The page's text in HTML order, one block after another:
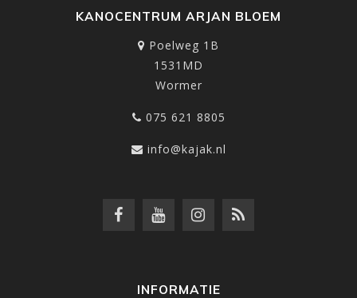
KANOCENTRUM ARJAN BLOEM
Poelweg 1B
1531MD
Wormer
075 621 8805
info@kajak.nl
INFORMATIE